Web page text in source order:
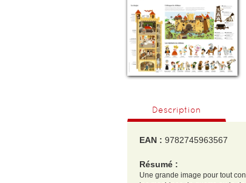
Description
EAN : 9782745963567
Résumé :
Une grande image pour tout